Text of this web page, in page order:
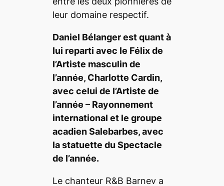
leur domaine respectif.
Daniel Bélanger est quant à
lui reparti avec le Félix de
l’Artiste masculin de
l’année, Charlotte Cardin,
avec celui de l’Artiste de
l’année – Rayonnement
international et le groupe
acadien Salebarbes, avec
la statuette du Spectacle
de l’année.
Le chanteur R&B Barnev a